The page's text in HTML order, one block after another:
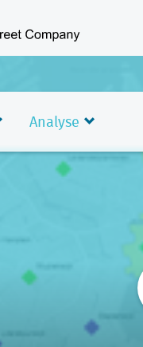
Analyse